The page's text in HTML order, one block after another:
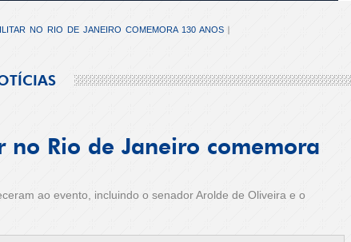
NO RIO DE JANEIRO COMEMORA 130 ANOS
no Rio de Janeiro comemora
ao evento, incluindo o senador Arolde de Oliveira e o